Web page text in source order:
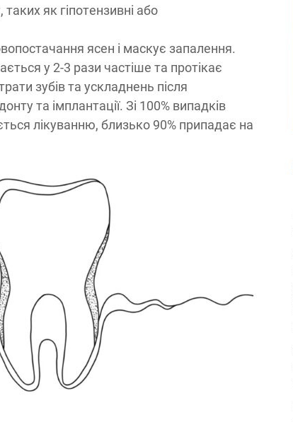
таких як гіпотензивні або
ясен і маскує запалення.
у 2-3 рази частіше та протікає
зубів та ускладнень після
та імплантації. Зі 100% випадків
лікуванню, близько 90% припадає на